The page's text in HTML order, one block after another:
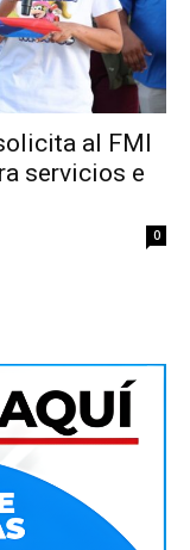
al FMI
servicios e
0